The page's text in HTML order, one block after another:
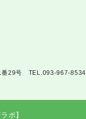
29号 TEL.093-967-8534
ボ】